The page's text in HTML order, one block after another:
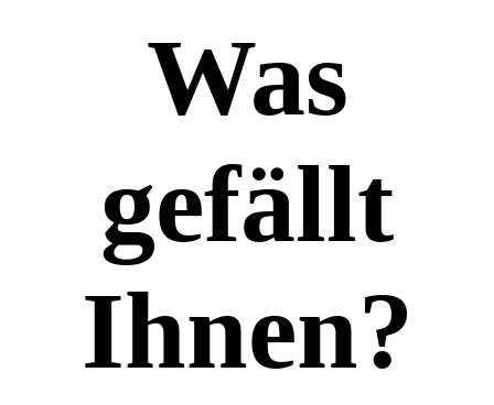
Was
gefällt
Ihnen?